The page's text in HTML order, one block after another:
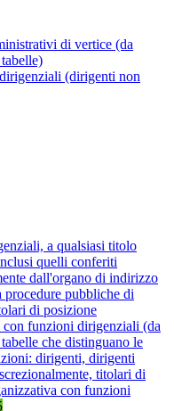
di vertice (da
(dirigenti non
a qualsiasi titolo
quelli conferiti
dall'organo di indirizzo
procedure pubbliche di
di posizione
con funzioni dirigenziali (da
che distinguano le
dirigenti, dirigenti
titolari di
con funzioni